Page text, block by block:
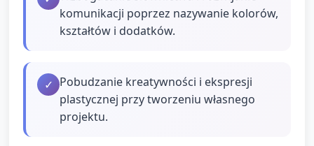
komunikacji poprzez nazywanie kolorów,
kształtów i dodatków.
✓ Pobudzanie kreatywności i ekspresji
plastycznej przy tworzeniu własnego
projektu.